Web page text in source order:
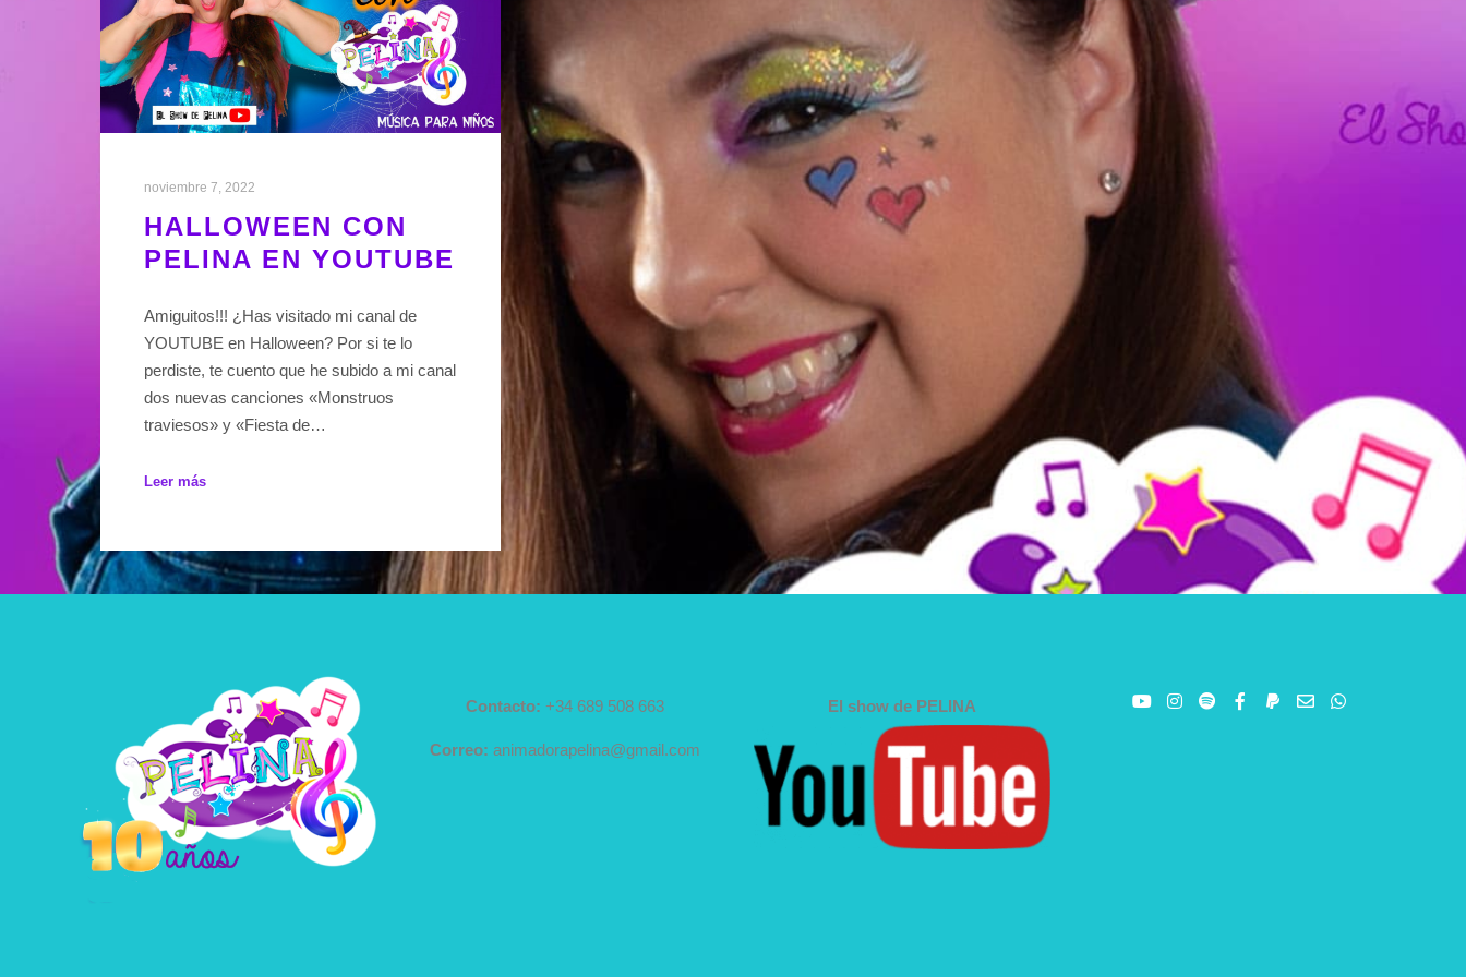
noviembre 7, 2022
HALLOWEEN CON
PELINA EN YOUTUBE
Amiguitos!!! ¿Has visitado mi canal de
YOUTUBE en Halloween? Por si te lo
perdiste, te cuento que he subido a mi canal
dos nuevas canciones «Monstruos
traviesos» y «Fiesta de…
Leer más
Contacto: +34 689 508 663
Correo: animadorapelina@gmail.com
El show de PELINA